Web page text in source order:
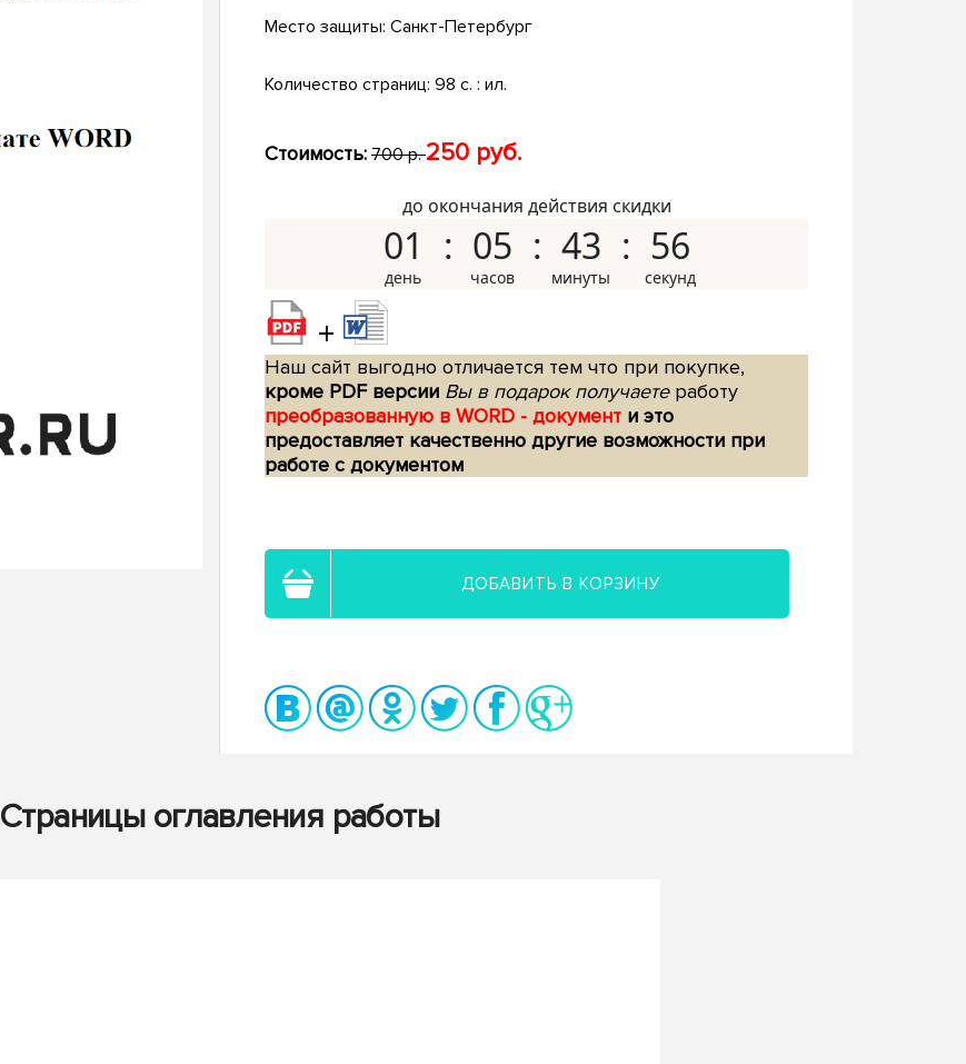
Место защиты: Санкт-Петербург
Количество страниц: 98 с. : ил.
Стоимость: 700 р.250 руб.
до окончания действия скидки
01 05 43 55
+
Наш сайт выгодно отличается тем что при покупке,
кроме PDF версии Вы в подарок получаетеработу
преобразованную в WORD - документ и это
предоставляет качественно другие возможности при
работе с документом
ДОБАВИТЬ В КОРЗИНУ
Страницы оглавления работы